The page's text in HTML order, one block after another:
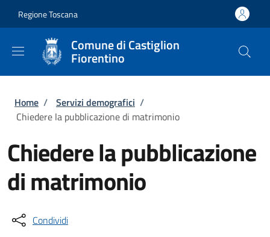
Regione Toscana
Comune di Castiglion
Fiorentino
Briciole di pane
Home / Servizi demografici /
Chiedere la pubblicazione di matrimonio
Chiedere la pubblicazione
di matrimonio
Condividi